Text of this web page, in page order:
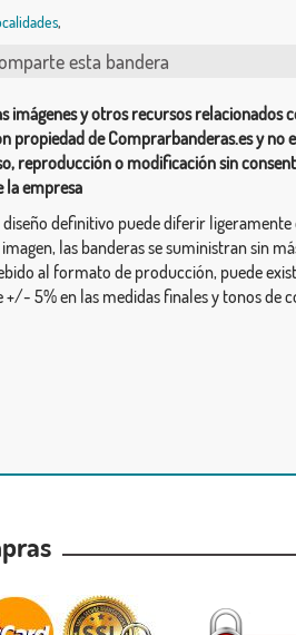
,
esta bandera
imágenes y otros recursos relacionados
propiedad de Comprarbanderas.es y no
reproducción o modificación sin
la empresa
diseño definitivo puede diferir
imagen, las banderas se suministran sin
al formato de producción, puede
+/- 5% en las medidas finales y tonos de